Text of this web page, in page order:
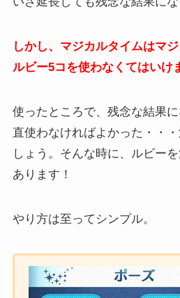
しかし、マジカルタイムはマ
ルビー5コを使わなくてはいけ
使ったところで、残念な結果
直使わなければよかった・・
しょう。そんな時に、ルビー
あります！
やり方は至ってシンプル。